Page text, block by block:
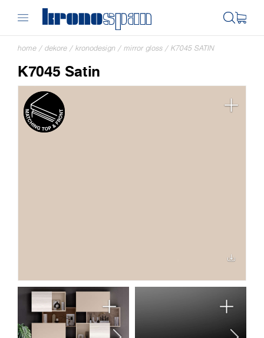
home / dekore / kronodesign / mirror gloss / K7045 SATIN
K7045 Satin